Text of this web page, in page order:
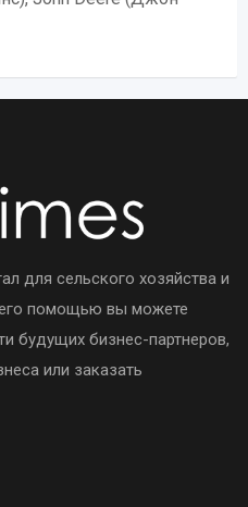
для сельского хозяйства и
помощью вы можете
будущих бизнес-партнеров,
или заказать